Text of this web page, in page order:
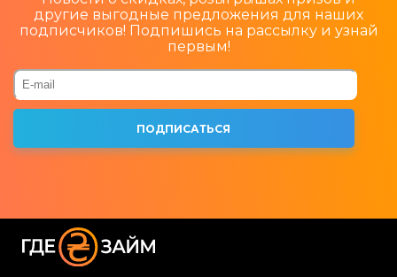
другие выгодные предложения для наших
подписчиков! Подпишись на рассылку и узнай
первым!